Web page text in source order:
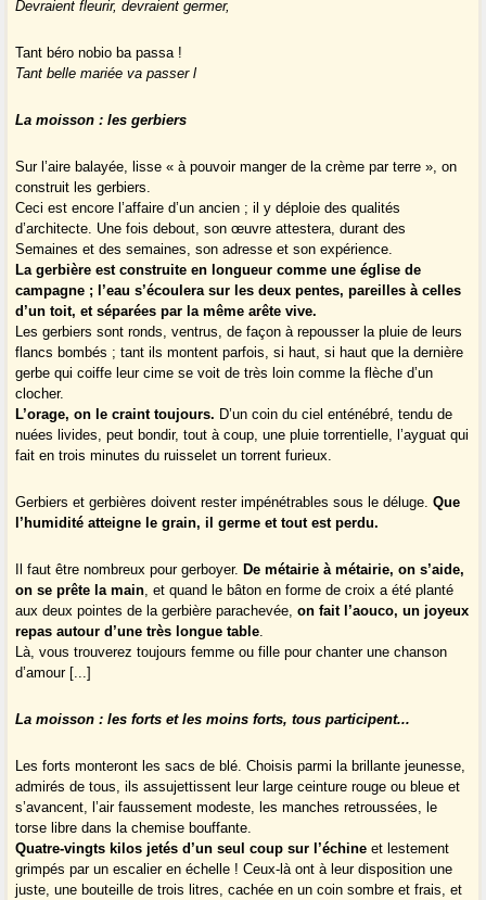
Devraient fleurir, devraient germer,
Tant béro nobio ba passa !
Tant belle mariée va passer l
La moisson : les gerbiers
Sur l’aire balayée, lisse « à pouvoir manger de la crème par terre », on
construit les gerbiers.
Ceci est encore l’affaire d’un ancien ; il y déploie des qualités
d’architecte. Une fois debout, son œuvre attestera, durant des
Semaines et des semaines, son adresse et son expérience.
La gerbière est construite en longueur comme une église de
campagne ; l’eau s’écoulera sur les deux pentes, pareilles à celles
d’un toit, et séparées par la même arête vive.
Les gerbiers sont ronds, ventrus, de façon à repousser la pluie de leurs
flancs bombés ; tant ils montent parfois, si haut, si haut que la dernière
gerbe qui coiffe leur cime se voit de très loin comme la flèche d’un
clocher.
L’orage, on le craint toujours. D’un coin du ciel enténébré, tendu de
nuées livides, peut bondir, tout à coup, une pluie torrentielle, l’ayguat qui
fait en trois minutes du ruisselet un torrent furieux.
Gerbiers et gerbières doivent rester impénétrables sous le déluge.Que
l’humidité atteigne le grain, il germe et tout est perdu.
Il faut être nombreux pour gerboyer. De métairie à métairie, on s’aide,
on se prête la main, et quand le bâton en forme de croix a été planté
aux deux pointes de la gerbière parachevée,on fait l’aouco, un joyeux
repas autour d’une très longue table.
Là, vous trouverez toujours femme ou fille pour chanter une chanson
d’amour [...]
La moisson : les forts et les moins forts, tous participent...
Les forts monteront les sacs de blé. Choisis parmi la brillante jeunesse,
admirés de tous, ils assujettissent leur large ceinture rouge ou bleue et
s’avancent, l’air faussement modeste, les manches retroussées, le
torse libre dans la chemise bouffante.
Quatre-vingts kilos jetés d’un seul coup sur l’échine et lestement
grimpés par un escalier en échelle ! Ceux-là ont à leur disposition une
juste, une bouteille de trois litres, cachée en un coin sombre et frais, et